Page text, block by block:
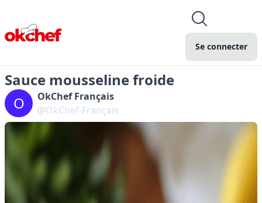
Se connecter
Sauce mousseline froide
O
OkChef Français
@OkChef-Français